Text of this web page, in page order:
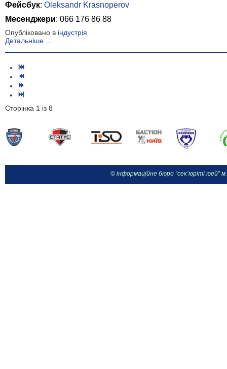
Фейсбук: Oleksandr Krasnoperov
Месенджери: 066 176 86 88
Опубліковано в індустрія
Детальніше ...
Сторінка 1 із 8
© інформаційне бюро “сек’юріті юей” м.